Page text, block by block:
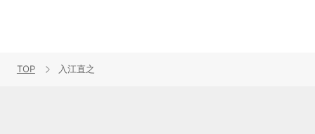
TOP 入江直之